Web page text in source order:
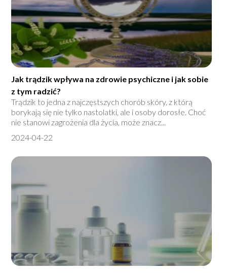
Jak trądzik wpływa na zdrowie psychiczne i jak sobie
z tym radzić?
Trądzik to jedna z najczęstszych chorób skóry, z którą
borykają się nie tylko nastolatki, ale i osoby dorosłe. Choć
nie stanowi zagrożenia dla życia, może znacz...
2024-04-22